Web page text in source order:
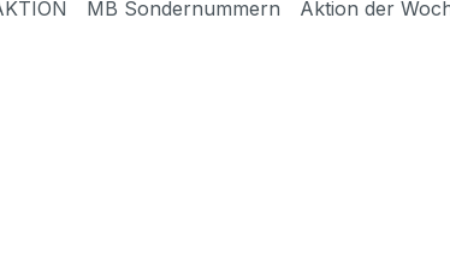
MB Sondernummern Aktion der